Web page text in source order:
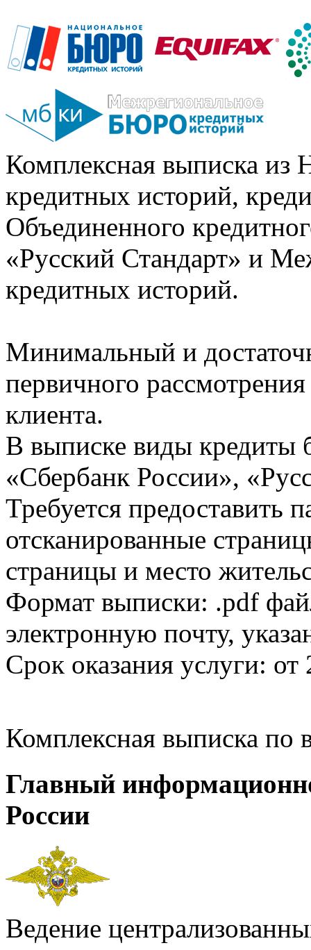
Комплексная выписка из
кредитных историй,
Объединенного
«Русский Стандарт» и
кредитных историй.
Минимальный и
первичного
клиента.
В выписке виды кредиты
«Сбербанк России»,
Требуется предоставить
отсканированные
страницы и место
Формат выписки: .pdf
электронную почту,
Срок оказания услуги: от
Комплексная выписка
Главный
России
Ведение